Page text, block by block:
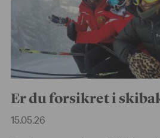
Er du forsikret i
15.05.26